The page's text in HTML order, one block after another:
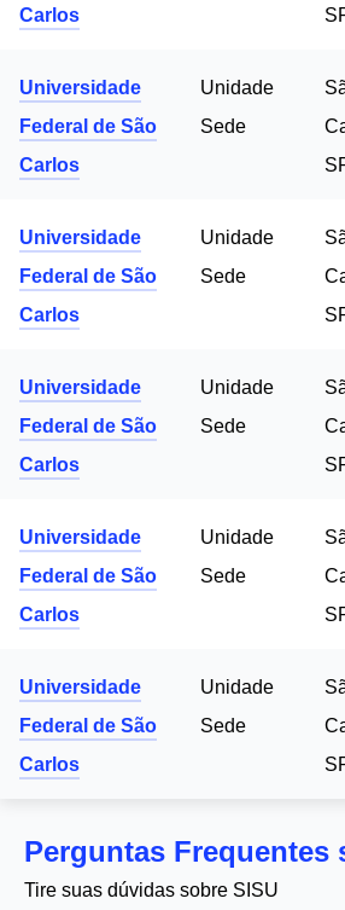
Carlos
Universidade
Federal de São
Carlos
Unidade
Sede
Universidade
Federal de São
Carlos
Unidade
Sede
Universidade
Federal de São
Carlos
Unidade
Sede
Universidade
Federal de São
Carlos
Unidade
Sede
Universidade
Federal de São
Carlos
Unidade
Sede
Perguntas Frequentes
Tire suas dúvidas sobre SISU